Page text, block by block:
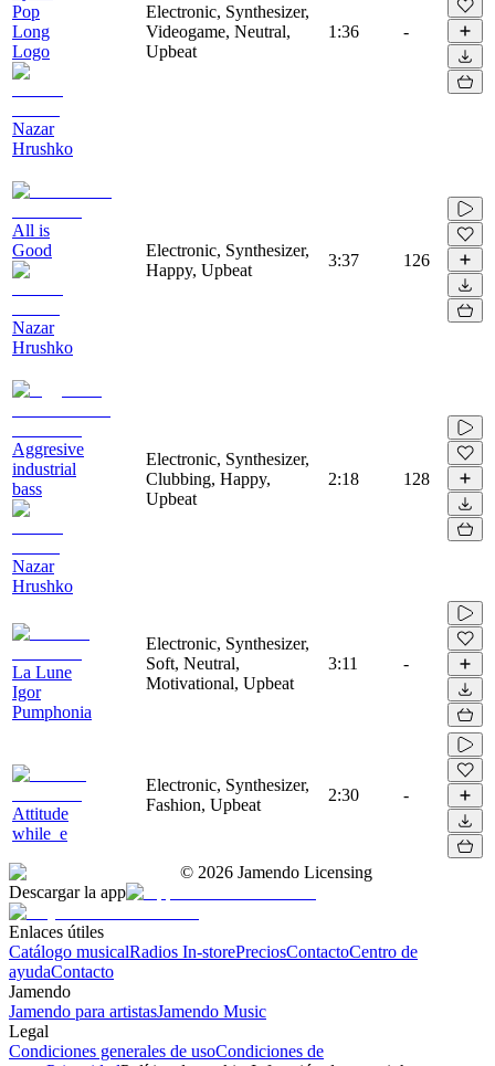
Pop
Long
Logo
Nazar
Hrushko
Electronic, Synthesizer,
Videogame, Neutral,
Upbeat
1:36 -
All is
Good
Nazar
Hrushko
Electronic, Synthesizer,
Happy, Upbeat
3:37 126
Aggresive
industrial
bass
Nazar
Hrushko
Electronic, Synthesizer,
Clubbing, Happy,
Upbeat
2:18 128
La Lune
Igor
Pumphonia
Electronic, Synthesizer,
Soft, Neutral,
Motivational, Upbeat
3:11 -
Attitude
while_e
Electronic, Synthesizer,
Fashion, Upbeat
2:30 -
© 2026 Jamendo Licensing
Descargar la app
Enlaces útiles
Catálogo musicalRadios In-storePreciosContactoCentro de
ayudaContacto
Jamendo
Jamendo para artistasJamendo Music
Legal
Condiciones generales de usoCondiciones de